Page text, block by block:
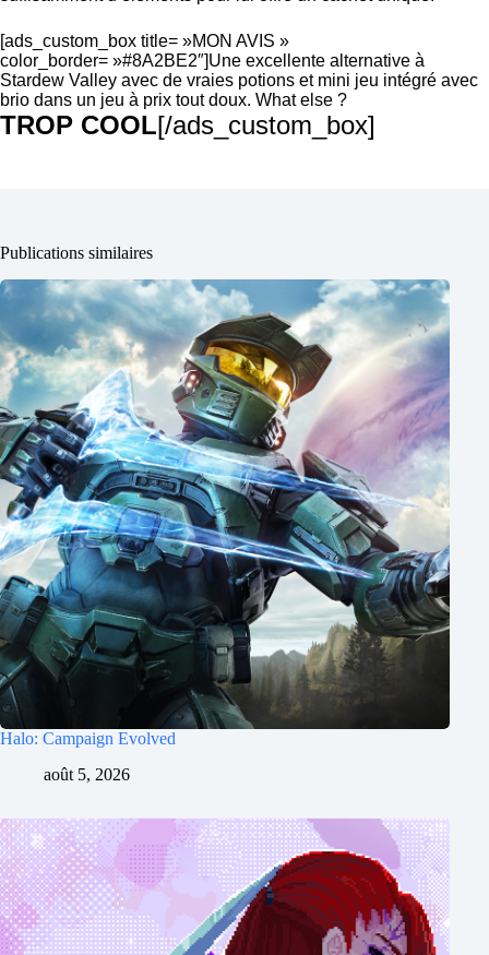
[ads_custom_box title= »MON AVIS »
color_border= »#8A2BE2″]Une excellente alternative à
Stardew Valley avec de vraies potions et mini jeu intégré avec
brio dans un jeu à prix tout doux. What else ?
TROP COOL[/ads_custom_box]
Publications similaires
Halo: Campaign Evolved
août 5, 2026